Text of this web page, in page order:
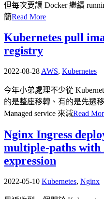
但每次要讓 Docker 繼續
簡Read More
Kubernetes pull
registry
2022-08-28 AWS, Kubernetes
今年小弟處理不少從
的是整座移轉、有的是先遷
Managed service 來減Read
Nginx Ingress
multiple-paths
expression
2022-05-10 Kubernetes, Nginx